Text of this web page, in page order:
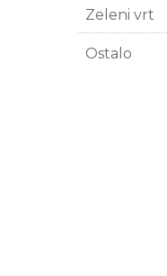
Zeleni vrt
Ostalo